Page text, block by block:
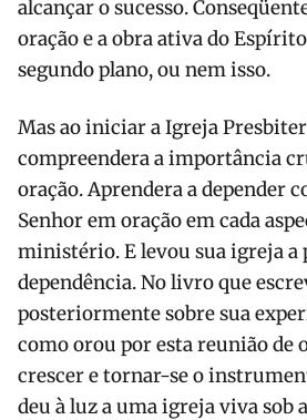
alcançar o sucesso.
oração e a obra ativa do
segundo plano, ou nem isso.
Mas ao iniciar a Igreja
compreendera a importância
oração. Aprendera a depender
Senhor em oração em cada
ministério. E levou sua igreja a
dependência. No livro que
posteriormente sobre sua
como orou por esta reunião de
crescer e tornar-se o
deu à luz a uma igreja viva sob